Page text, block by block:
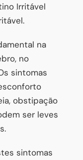
Irritável
na
no
sintomas
obstipação
ser leves
sintomas